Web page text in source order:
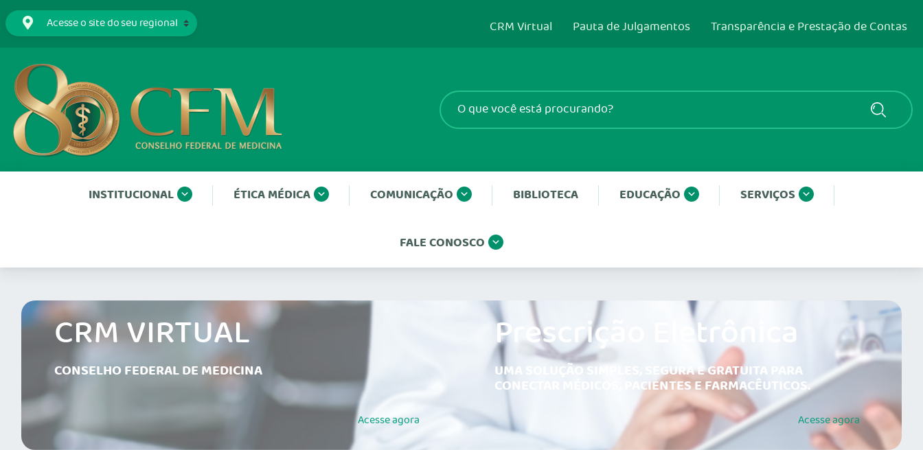
CRM Virtual Pauta de Julgamentos Transparência e Prestação de Contas
INSTITUCIONAL ÉTICA MÉDICA COMUNICAÇÃO BIBLIOTECA EDUCAÇÃO SERVIÇOS
FALE CONOSCO
CRM VIRTUAL
CONSELHO FEDERAL DE MEDICINA
Acesseagora
Prescrição Eletrônica
UMA SOLUÇÃO SIMPLES, SEGURA E GRATUITA PARA
CONECTAR MÉDICOS, PACIENTES E FARMACÊUTICOS.
Acesseagora